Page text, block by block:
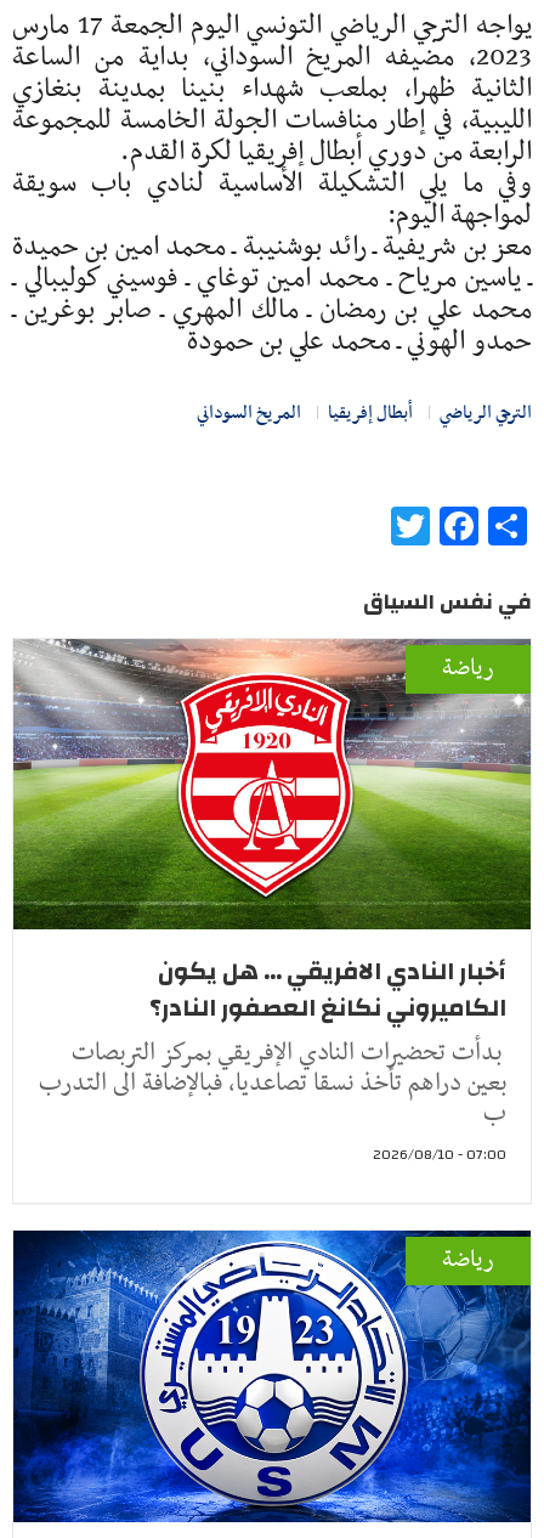
يواجه الترجي الرياضي التونسي اليوم الجمعة 17 مارس
2023، مضيفه المريخ السوداني، بداية من الساعة
الثانية ظهرا، بملعب شهداء بنينا بمدينة بنغازي
الليبية، في إطار منافسات الجولة الخامسة للمجموعة
الرابعة من دوري أبطال إفريقيا لكرة القدم.
وفي ما يلي التشكيلة الأساسية لنادي باب سويقة
لمواجهة اليوم:
معز بن شريفية ـ رائد بوشنيبة ـ محمد امين بن حميدة
ـ ياسين مرياح ـ محمد امين توغاي ـ فوسيني كوليبالي ـ
محمد علي بن رمضان ـ مالك المهري ـ صابر بوغرين ـ
حمدو الهوني ـ محمد علي بن حمودة
الترجي الرياضي أبطال إفريقيا المريخ السوداني
Share
Facebook
في نفس السياق
رياضة
أخبار النادي الافريقي ... هل يكون
الكاميروني نكانغ العصفور النادر؟
بدأت تحضيرات النادي الإفريقي بمركز التربصات
بعين دراهم تأخذ نسقا تصاعديا، فبالإضافة الى التدرب
ب
07:00 - 2026/08/10
رياضة